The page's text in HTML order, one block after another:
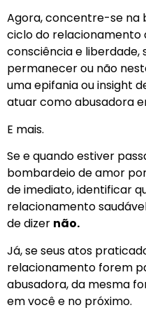
Agora, concentre-se na
ciclo do relacionamento
consciência e liberdade,
permanecer ou não
uma epifania ou insight
atuar como abusadora
E mais.
Se e quando estiver
bombardeio de amor
de imediato, identificar
relacionamento
de dizer não.
Já, se seus atos
relacionamento forem
abusadora, da mesma
em você e no próximo.